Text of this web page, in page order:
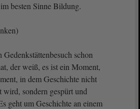
besten Sinne Bildung.
Gedenkstättenbesuch schon
der weiß, es ist ein Moment,
in dem Geschichte nicht
wird, sondern gespürt und
geht um Geschichte an einem